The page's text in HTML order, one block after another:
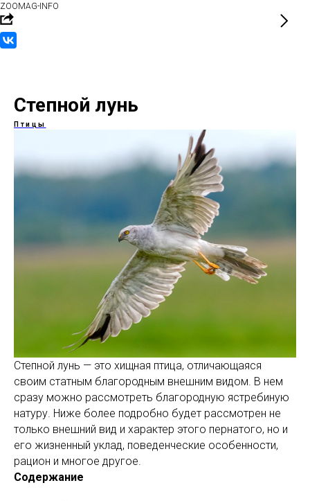
ZOOMAG-INFO
Степной лунь
Птицы
Степной лунь — это хищная птица, отличающаяся
своим статным благородным внешним видом. В нем
сразу можно рассмотреть благородную ястребиную
натуру. Ниже более подробно будет рассмотрен не
только внешний вид и характер этого пернатого, но и
его жизненный уклад, поведенческие особенности,
рацион и многое другое.
Содержание